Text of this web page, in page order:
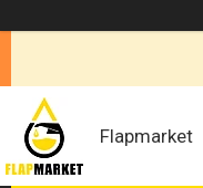
Flapmarket